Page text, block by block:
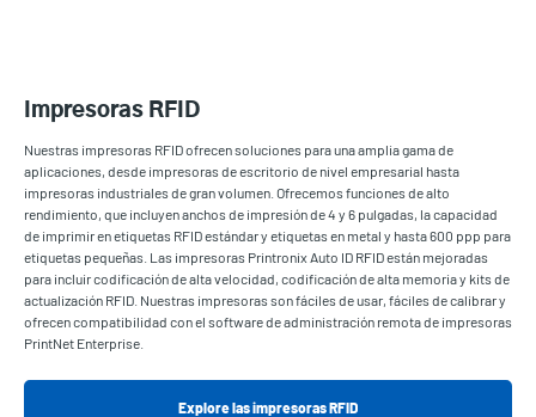
Impresoras RFID
Nuestras impresoras RFID ofrecen soluciones para una amplia gama de
aplicaciones, desde impresoras de escritorio de nivel empresarial hasta
impresoras industriales de gran volumen. Ofrecemos funciones de alto
rendimiento, que incluyen anchos de impresión de 4 y 6 pulgadas, la capacidad
de imprimir en etiquetas RFID estándar y etiquetas en metal y hasta 600 ppp para
etiquetas pequeñas. Las impresoras Printronix Auto ID RFID están mejoradas
para incluir codificación de alta velocidad, codificación de alta memoria y kits de
actualización RFID. Nuestras impresoras son fáciles de usar, fáciles de calibrar y
ofrecen compatibilidad con el software de administración remota de impresoras
PrintNet Enterprise.
Explore las impresoras RFID